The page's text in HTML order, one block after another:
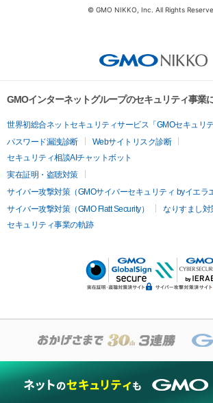
© GMO NIKKO, Inc. All Rights
GMOインターネットグループのセキュリティ事業
世界初総合ネットセキュリティサービス「GMOセキュリテ
パスワード漏洩診断
Webサイトリスク診断
セキュリティ相談AIチャットボット
実在証明・盗聴対策
サイバー攻撃対策（GMOサイバーセキュリティ byイエラ
サイバー攻撃対策（GMO Flatt Security）
なりすまし対
セキュリティ事業の軌跡